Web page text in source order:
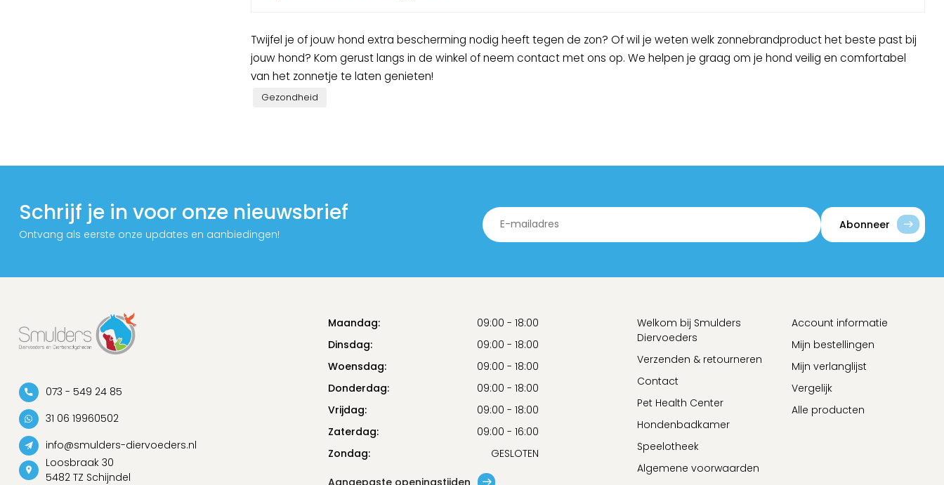
Twijfel je of jouw hond extra bescherming nodig heeft tegen de zon? Of wil je weten welk zonnebrandproduct het beste past bij
jouw hond? Kom gerust langs in de winkel of neem contact met ons op. We helpen je graag om je hond veilig en comfortabel
van het zonnetje te laten genieten!
Gezondheid
Schrijf je in voor onze nieuwsbrief
Ontvang als eerste onze updates en aanbiedingen!
Abonneer
073 - 549 24 85
31 06 19960502
info@smulders-diervoeders.nl
Loosbraak 30
5482 TZ Schijndel
Maandag:
09:00 - 18:00
Dinsdag:
09:00 - 18:00
Woensdag:
09:00 - 18:00
Donderdag:
09:00 - 18:00
Vrijdag:
09:00 - 18:00
Zaterdag:
09:00 - 16:00
Zondag:
GESLOTEN
Welkom bij Smulders
Diervoeders
Verzenden & retourneren
Contact
Pet Health Center
Hondenbadkamer
Speelotheek
Algemene voorwaarden
Account informatie
Mijn bestellingen
Mijn verlanglijst
Vergelijk
Alle producten